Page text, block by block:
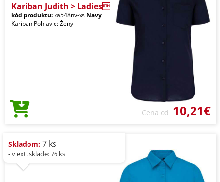
Kariban Judith > Ladies
kód produktu: ka548nv-xs Navy
Kariban Pohlavie: Ženy
Cena od 10,21€
Skladom: 7 ks
- v ext. sklade: 76 ks